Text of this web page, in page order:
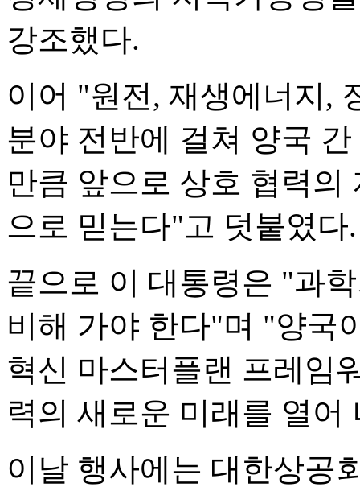
강조했다.
이어 "원전, 재생에너지,
분야 전반에 걸쳐 양국
만큼 앞으로 상호 협력의
으로 믿는다"고 덧붙였다.
끝으로 이 대통령은 "과
비해 가야 한다"며 "양국
혁신 마스터플랜 프레임
력의 새로운 미래를 열
이날 행사에는 대한상공